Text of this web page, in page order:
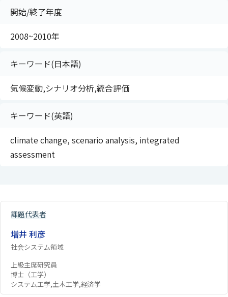
開始/終了年度
2008~2010年
キーワード(日本語)
気候変動,シナリオ分析,統合評価
キーワード(英語)
climate change, scenario analysis, integrated
assessment
課題代表者
増井 利彦
社会システム領域
上級主席研究員
博士（工学）
システム工学,土木工学,経済学